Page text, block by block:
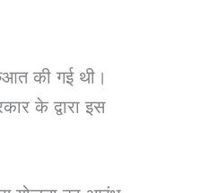
की गई थी।
के द्वारा इस